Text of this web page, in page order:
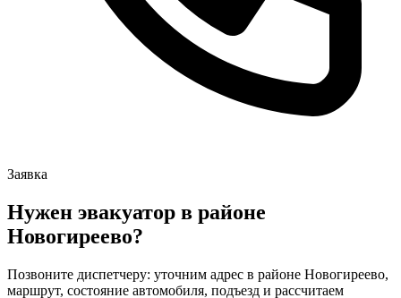
Заявка
Нужен эвакуатор в районе
Новогиреево?
Позвоните диспетчеру: уточним адрес в районе Новогиреево,
маршрут, состояние автомобиля, подъезд и рассчитаем